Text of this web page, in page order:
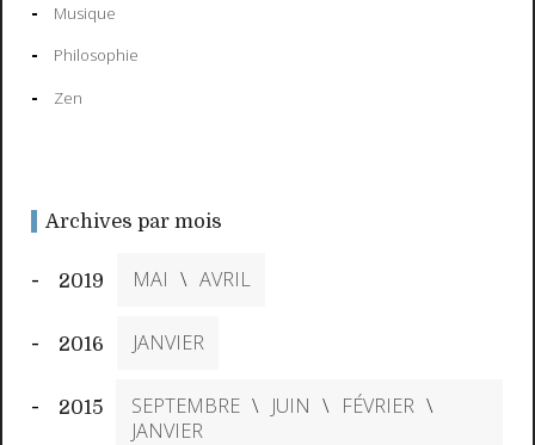
Musique
Philosophie
Zen
Archives par mois
2019 MAI AVRIL
2016 JANVIER
2015 SEPTEMBRE JUIN
FÉVRIER
JANVIER